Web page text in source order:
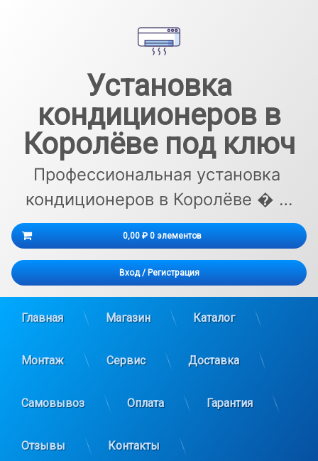
Установка
кондиционеров в
Королёве под ключ
Профессиональная установка
кондиционеров в Королёве � …
0,00 ₽ 0 элементов
Корзина пуста.
Вход/Регистрация
Главная Магазин Каталог
Монтаж Сервис Доставка
Самовывоз Оплата Гарантия
Отзывы Контакты